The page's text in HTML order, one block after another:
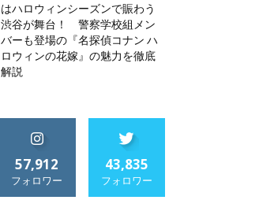
はハロウィンシーズンで賑わう
渋谷が舞台！ 警察学校組メン
バーも登場の『名探偵コナン ハ
ロウィンの花嫁』の魅力を徹底
解説
57,912
フォロワー
43,835
フォロワー